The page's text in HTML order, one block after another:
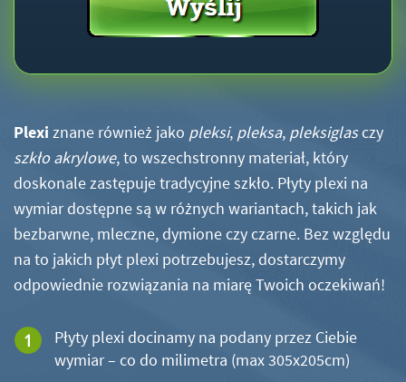
Plexi znane również jako pleksi, pleksa, pleksiglasczy
szkło akrylowe, to wszechstronny materiał, który
doskonale zastępuje tradycyjne szkło. Płyty plexi na
wymiar dostępne są w różnych wariantach, takich jak
bezbarwne, mleczne, dymione czy czarne. Bez względu
na to jakich płyt plexi potrzebujesz, dostarczymy
odpowiednie rozwiązania na miarę Twoich oczekiwań!
Płyty plexi docinamy na podany przez Ciebie
wymiar – co do milimetra (max 305x205cm)